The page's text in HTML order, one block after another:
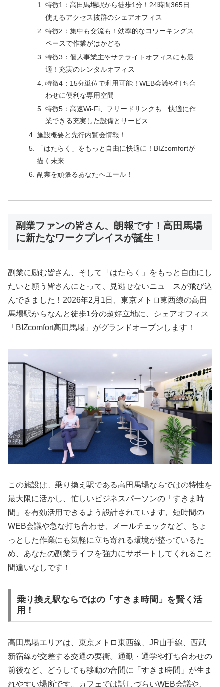
特徴1：高田馬場駅から徒歩1分！24時間365日
使えるアクセス抜群のシェアオフィス
特徴2：集中も交流も！効率的なコワーキングス
ペースで作業がはかどる
特徴3：個人事業主やサテライトオフィスにも最
適！充実のレンタルオフィス
特徴4：15分単位で利用可能！WEB会議や打ち合
わせに便利な専用空間
特徴5：高速Wi-Fi、フリードリンクも！快適に作
業できる充実した設備とサービス
施設概要と先行内覧会情報！
「はたらく」をもっと自由に快適に！BIZcomfortが
描く未来
副業を頑張るあなたへエール！
副業ファンの皆さん、朗報です！高田馬場
に新たなワークプレイスが誕生！
副業に励む皆さん、そして「はたらく」をもっと自由にし
たいと願う皆さんにとって、見逃せないニュースが飛び込
んできました！2026年2月1日、東京メトロ東西線の高田
馬場駅からなんと徒歩1分の超好立地に、シェアオフィス
「BIZcomfort高田馬場」がグランドオープンします！
この施設は、乗り換え駅である高田馬場ならではの特性を
最大限に活かし、忙しいビジネスパーソンの「すきま時
間」を有効活用できるよう設計されています。短時間の
WEB会議や急な打ち合わせ、メールチェックなど、ちょ
っとした作業にも気軽に立ち寄れる環境が整っているた
め、あなたの副業ライフを強力にサポートしてくれること
間違いなしです！
乗り換え駅ならではの「すきま時間」を賢く活
用！
高田馬場エリアは、東京メトロ東西線、JR山手線、西武
新宿線が交差する交通の要衝。通勤・通学や打ち合わせの
前後など、どうしても移動の合間に「すきま時間」が生ま
れやすい場所です。カフェでは話しづらいWEB会議や、